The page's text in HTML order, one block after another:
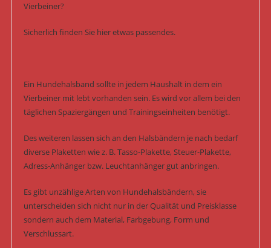
Vierbeiner?
Sicherlich finden Sie hier etwas passendes.
Ein Hundehalsband sollte in jedem Haushalt in dem ein
Vierbeiner mit lebt vorhanden sein. Es wird vor allem bei den
täglichen Spaziergängen und Trainingseinheiten benötigt.
Des weiteren lassen sich an den Halsbändern je nach bedarf
diverse Plaketten wie z. B. Tasso-Plakette, Steuer-Plakette,
Adress-Anhänger bzw. Leuchtanhänger gut anbringen.
Es gibt unzählige Arten von Hundehalsbändern, sie
unterscheiden sich nicht nur in der Qualität und Preisklasse
sondern auch dem Material, Farbgebung, Form und
Verschlussart.